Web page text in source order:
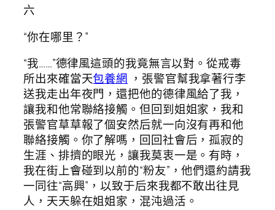
六
“你在哪里？”
“我……”德律風這頭的我竟無言以對。從戒毒
所出來確當天包養網 ，張警官幫我拿著行李
送我走出年夜門，還把他的德律風給了我，
讓我和他常聯絡接觸。但回到姐姐家，我和
張警官草草報了個安然后就一向沒有再和他
聯絡接觸。你了解嗎，回回社會后，孤寂的
生涯、排擠的眼光，讓我莫衷一是。有時，
我在街上會碰到以前的“粉友”，他們還約請我
一同往“高興”，以致于后來我都不敢出往見
人，天天躲在姐姐家，混沌過活。